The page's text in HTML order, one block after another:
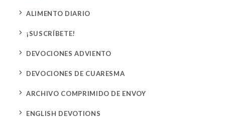
5 ALIMENTO DIARIO
5 ¡SUSCRÍBETE!
5 DEVOCIONES ADVIENTO
5 DEVOCIONES DE CUARESMA
5 ARCHIVO COMPRIMIDO DE ENVOY
5 ENGLISH DEVOTIONS